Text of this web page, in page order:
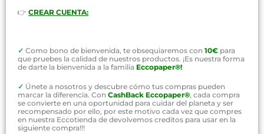
👉 CREAR CUENTA:
✓ Como bono de bienvenida, te obsequiaremos con 10€ para
que pruebes la calidad de nuestros productos. ¡Es nuestra forma
de darte la bienvenida a la familia Eccopaper®!
✓ Únete a nosotros y descubre cómo tus compras pueden
marcar la diferencia. Con CashBack Eccopaper®, cada compra
se convierte en una oportunidad para cuidar del planeta y ser
recompensado por ello, por este motivo cada vez que compres
en nuestra Eccotienda de devolvemos creditos para usar en la
siguiente compra!!!